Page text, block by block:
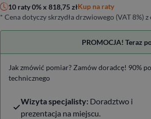
10 raty 0% x 818,75złKup na raty
* Cena dotyczy skrzydła drzwiowego (VAT 8%)
PROMOCJA! Teraz
Jak zmówić pomiar? Zamów doradcę! 90%
technicznego
Wizyta specjalisty: Doradztwo i
prezentacja na miejscu.